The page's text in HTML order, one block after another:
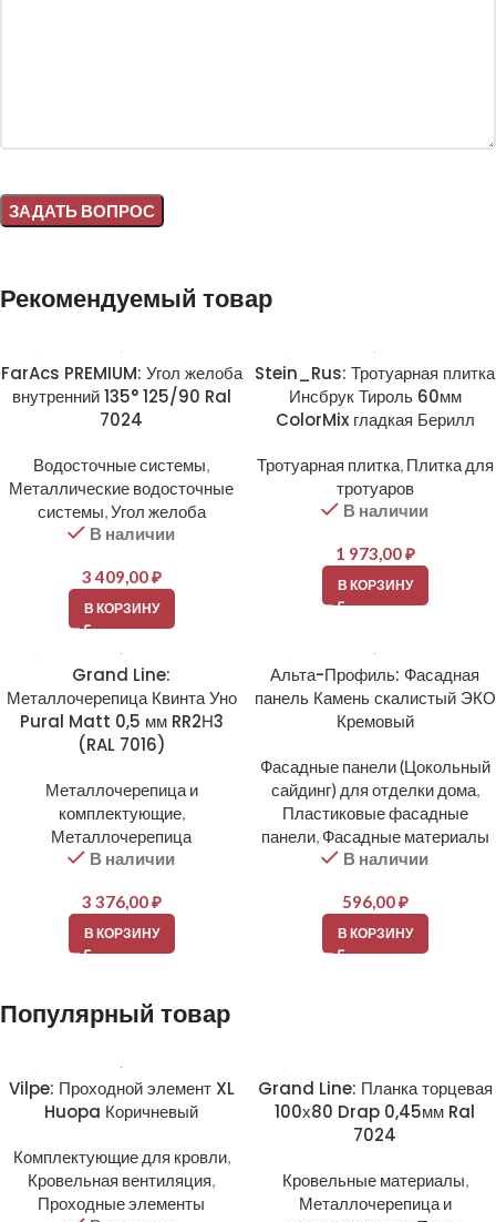
Рекомендуемый товар
FarAcs PREMIUM: Угол желоба
внутренний 135° 125/90 Ral
7024
Водосточные системы,
Металлические водосточные
системы,Угол желоба
В наличии
3 409,00₽
В КОРЗИНУ
Stein_Rus: Тротуарная плитка
Инсбрук Тироль 60мм
ColorMix гладкая Берилл
Тротуарная плитка, Плитка для
тротуаров
В наличии
1 973,00₽
В КОРЗИНУ
Grand Line:
Металлочерепица Квинта Уно
Pural Matt 0,5 мм RR2Н3
(RAL 7016)
Металлочерепица и
комплектующие,
Металлочерепица
В наличии
3 376,00₽
В КОРЗИНУ
Альта-Профиль: Фасадная
панель Камень скалистый ЭКО
Кремовый
Фасадные панели (Цокольный
сайдинг) для отделки дома,
Пластиковые фасадные
панели, Фасадные материалы
В наличии
596,00₽
В КОРЗИНУ
Популярный товар
Vilpe: Проходной элемент XL
Huopa Коричневый
Комплектующие для кровли,
Кровельная вентиляция,
Проходные элементы
Grand Line: Планка торцевая
100х80 Drap 0,45мм Ral
7024
Кровельные материалы,
Металлочерепица и